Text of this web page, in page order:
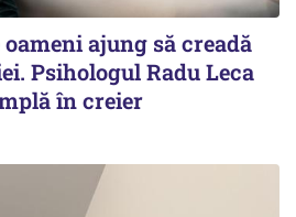
ajung să creadă
Psihologul Radu Leca
în creier